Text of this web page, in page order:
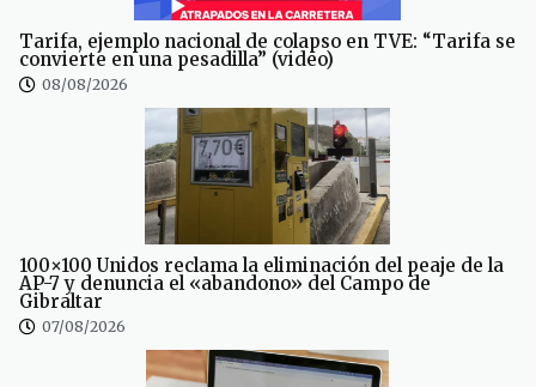
Tarifa, ejemplo nacional de colapso en TVE: “Tarifa se
convierte en una pesadilla” (video)
08/08/2026
100×100 Unidos reclama la eliminación del peaje de la
AP-7 y denuncia el «abandono» del Campo de
Gibraltar
07/08/2026